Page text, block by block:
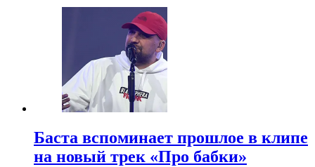
Баста вспоминает прошлое в клипе
на новый трек «Про бабки»